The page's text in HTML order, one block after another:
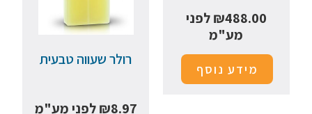
₪488.00
לפני
מע"מ
מידע נוסף
רולר שעווה טבעית
₪8.97 לפני מע"מ